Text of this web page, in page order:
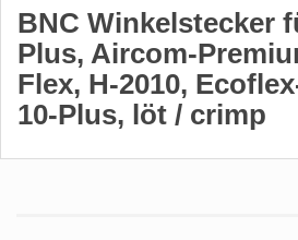
BNC Winkelstecker
Plus, Aircom-
Flex, H-2010,
10-Plus, löt / crimp